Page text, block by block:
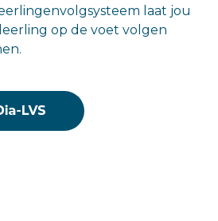
laat jou
op de voet volgen